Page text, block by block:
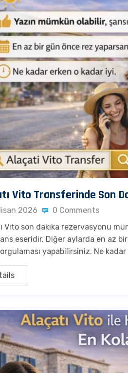
Vito Transferinde Son
2026
0 Comments
Vito son dakika rezervasyonu
eseridir. Diğer aylarda en az
yapabilirsiniz. Ne